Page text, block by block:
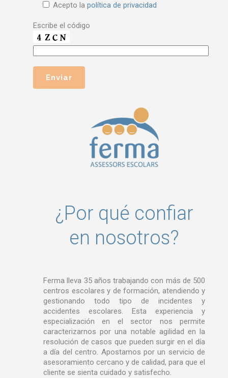
Acepto la política de privacidad
Escribe el código
¿Por qué confiar
en nosotros?
Ferma lleva 35 años trabajando con más de 500
centros escolares y de formación, atendiendo y
gestionando todo tipo de incidentes y
accidentes escolares. Esta experiencia y
especialización en el sector nos permite
caracterizarnos por una notable agilidad en la
resolución de casos que pueden surgir en el día
a día del centro. Apostamos por un servicio de
asesoramiento cercano y de calidad, para que el
cliente se sienta cuidado y satisfecho.